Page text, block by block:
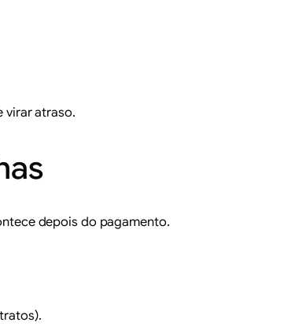
virar atraso.
depois do pagamento.